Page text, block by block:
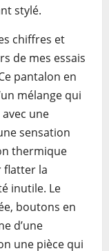
stylé.
chiffres et
de mes essais
pantalon en
mélange qui
une
sensation
thermique
flatter la
inutile. Le
boutons en
d’une
une pièce qui